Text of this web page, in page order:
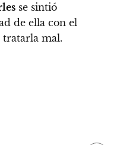
se sintió
de ella con el
tratarla mal.